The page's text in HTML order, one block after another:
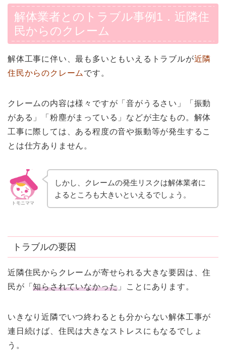
解体業者とのトラブル事例1．近隣住
民からのクレーム
解体工事に伴い、最も多いともいえるトラブルが近隣
住民からのクレーム です。
クレームの内容は様々ですが「音がうるさい」「振動
がある」「粉塵がまっている」などが主なもの。解体
工事に際しては、ある程度の音や振動等が発生するこ
とは仕方ありません。
トモニママ
しかし、クレームの発生リスクは解体業者に
よるところも大きいといえるでしょう。
トラブルの要因
近隣住民からクレームが寄せられる大きな要因は、住
民が「知らされていなかった 」ことにあります。
いきなり近隣でいつ終わるとも分からない解体工事が
連日続けば、住民は大きなストレスにもなるでしょ
う。